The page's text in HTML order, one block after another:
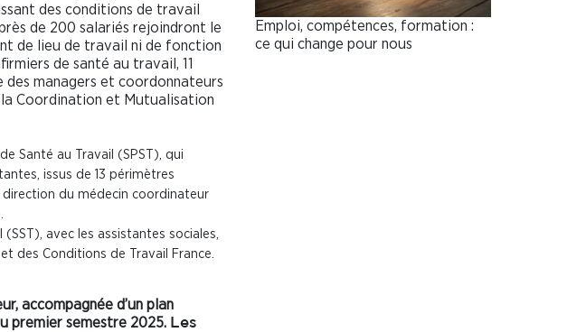
des conditions de travail
de 200 salariés rejoindront le
de lieu de travail ni de fonction
de santé au travail, 11
des managers et coordonnateurs
Coordination et Mutualisation
Santé au Travail (SPST), qui
issus de 13 périmètres
du médecin coordinateur
avec les assistantes sociales,
des Conditions de Travail France.
accompagnée d’un plan
premier semestre 2025. Les
Emploi, compétences, formation :
ce qui change pour nous